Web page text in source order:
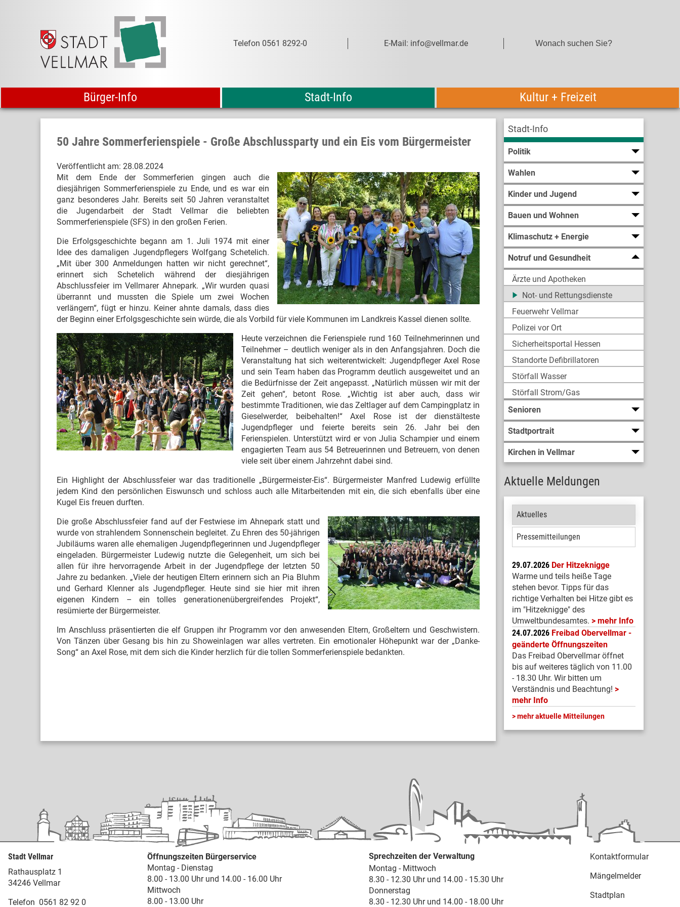
Telefon 0561 8292-0 E-Mail: info@vellmar.de
Bürger-Info Stadt-Info Kultur + Freizeit
Stadt-Info
Politik
Wahlen
Kinder und Jugend
Bauen und Wohnen
Klimaschutz + Energie
Notruf und Gesundheit
Ärzte und Apotheken
Not- und Rettungsdienste
Feuerwehr Vellmar
Polizei vor Ort
Sicherheitsportal Hessen
Standorte Defibrillatoren
Störfall Wasser
Störfall Strom/Gas
Senioren
Stadtportrait
Kirchen in Vellmar
Aktuelle Meldungen
Aktuelles
Pressemitteilungen
29.07.2026 Der Hitzeknigge
Warme und teils heiße Tage
stehen bevor. Tipps für das
richtige Verhalten bei Hitze gibt es
im "Hitzeknigge" des
Umweltbundesamtes.
mehr Info
24.07.2026 Freibad Obervellmar -
geänderte Öffnungszeiten
Das Freibad Obervellmar öffnet
bis auf weiteres täglich von 11.00
- 18.30 Uhr. Wir bitten um
Verständnis und Beachtung!
mehr Info
mehr aktuelle Mitteilungen
50 Jahre Sommerferienspiele - Große Abschlussparty und ein Eis vom Bürgermeister
Veröffentlicht am: 28.08.2024
Mit dem Ende der Sommerferien gingen auch die
diesjährigen Sommerferienspiele zu Ende, und es war ein
ganz besonderes Jahr. Bereits seit 50 Jahren veranstaltet
die Jugendarbeit der Stadt Vellmar die beliebten
Sommerferienspiele (SFS) in den großen Ferien.
Die Erfolgsgeschichte begann am 1. Juli 1974 mit einer
Idee des damaligen Jugendpflegers Wolfgang Schetelich.
„Mit über 300 Anmeldungen hatten wir nicht gerechnet“,
erinnert sich Schetelich während der diesjährigen
Abschlussfeier im Vellmarer Ahnepark. „Wir wurden quasi
überrannt und mussten die Spiele um zwei Wochen
verlängern“, fügt er hinzu. Keiner ahnte damals, dass dies
der Beginn einer Erfolgsgeschichte sein würde, die als Vorbild für viele Kommunen im Landkreis Kassel dienen sollte.
Heute verzeichnen die Ferienspiele rund 160 Teilnehmerinnen und
Teilnehmer – deutlich weniger als in den Anfangsjahren. Doch die
Veranstaltung hat sich weiterentwickelt: Jugendpfleger Axel Rose
und sein Team haben das Programm deutlich ausgeweitet und an
die Bedürfnisse der Zeit angepasst. „Natürlich müssen wir mit der
Zeit gehen“, betont Rose. „Wichtig ist aber auch, dass wir
bestimmte Traditionen, wie das Zeltlager auf dem Campingplatz in
Gieselwerder, beibehalten!“ Axel Rose ist der dienstälteste
Jugendpfleger und feierte bereits sein 26. Jahr bei den
Ferienspielen. Unterstützt wird er von Julia Schampier und einem
engagierten Team aus 54 Betreuerinnen und Betreuern, von denen
viele seit über einem Jahrzehnt dabei sind.
Ein Highlight der Abschlussfeier war das traditionelle „Bürgermeister-Eis“. Bürgermeister Manfred Ludewig erfüllte
jedem Kind den persönlichen Eiswunsch und schloss auch alle Mitarbeitenden mit ein, die sich ebenfalls über eine
Kugel Eis freuen durften.
Die große Abschlussfeier fand auf der Festwiese im Ahnepark statt und
wurde von strahlendem Sonnenschein begleitet. Zu Ehren des 50-jährigen
Jubiläums waren alle ehemaligen Jugendpflegerinnen und Jugendpfleger
eingeladen. Bürgermeister Ludewig nutzte die Gelegenheit, um sich bei
allen für ihre hervorragende Arbeit in der Jugendpflege der letzten 50
Jahre zu bedanken. „Viele der heutigen Eltern erinnern sich an Pia Bluhm
und Gerhard Klenner als Jugendpfleger. Heute sind sie hier mit ihren
eigenen Kindern – ein tolles generationenübergreifendes Projekt“,
resümierte der Bürgermeister.
Im Anschluss präsentierten die elf Gruppen ihr Programm vor den anwesenden Eltern, Großeltern und Geschwistern.
Von Tänzen über Gesang bis hin zu Showeinlagen war alles vertreten. Ein emotionaler Höhepunkt war der „Danke-
Song“ an Axel Rose, mit dem sich die Kinder herzlich für die tollen Sommerferienspiele bedankten.
Stadt Vellmar
Rathausplatz 1
34246 Vellmar
Telefon 0561 82 92 0
Öffnungszeiten Bürgerservice
Montag - Dienstag
8.00 - 13.00 Uhr und 14.00 - 16.00 Uhr
Mittwoch
8.00 - 13.00 Uhr
Sprechzeiten der Verwaltung
Montag - Mittwoch
8.30 - 12.30 Uhr und 14.00 - 15.30 Uhr
Donnerstag
8.30 - 12.30 Uhr und 14.00 - 18.00 Uhr
Kontaktformular
Mängelmelder
Stadtplan